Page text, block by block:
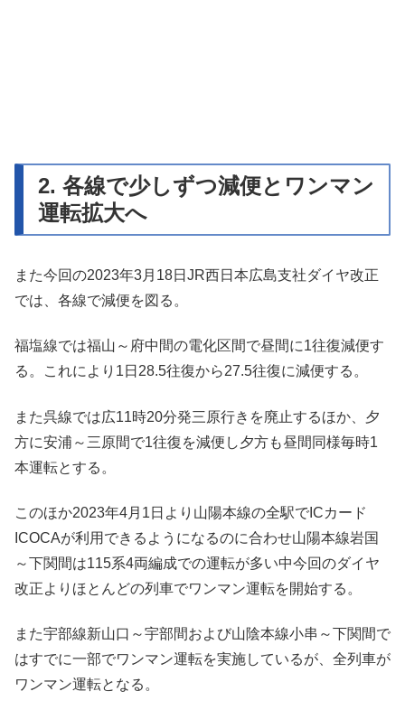
2. 各線で少しずつ減便とワンマン
運転拡大へ
また今回の2023年3月18日JR西日本広島支社ダイヤ改正
では、各線で減便を図る。
福塩線では福山～府中間の電化区間で昼間に1往復減便す
る。これにより1日28.5往復から27.5往復に減便する。
また呉線では広11時20分発三原行きを廃止するほか、夕
方に安浦～三原間で1往復を減便し夕方も昼間同様毎時1
本運転とする。
このほか2023年4月1日より山陽本線の全駅でICカード
ICOCAが利用できるようになるのに合わせ山陽本線岩国
～下関間は115系4両編成での運転が多い中今回のダイヤ
改正よりほとんどの列車でワンマン運転を開始する。
また宇部線新山口～宇部間および山陰本線小串～下関間で
はすでに一部でワンマン運転を実施しているが、全列車が
ワンマン運転となる。